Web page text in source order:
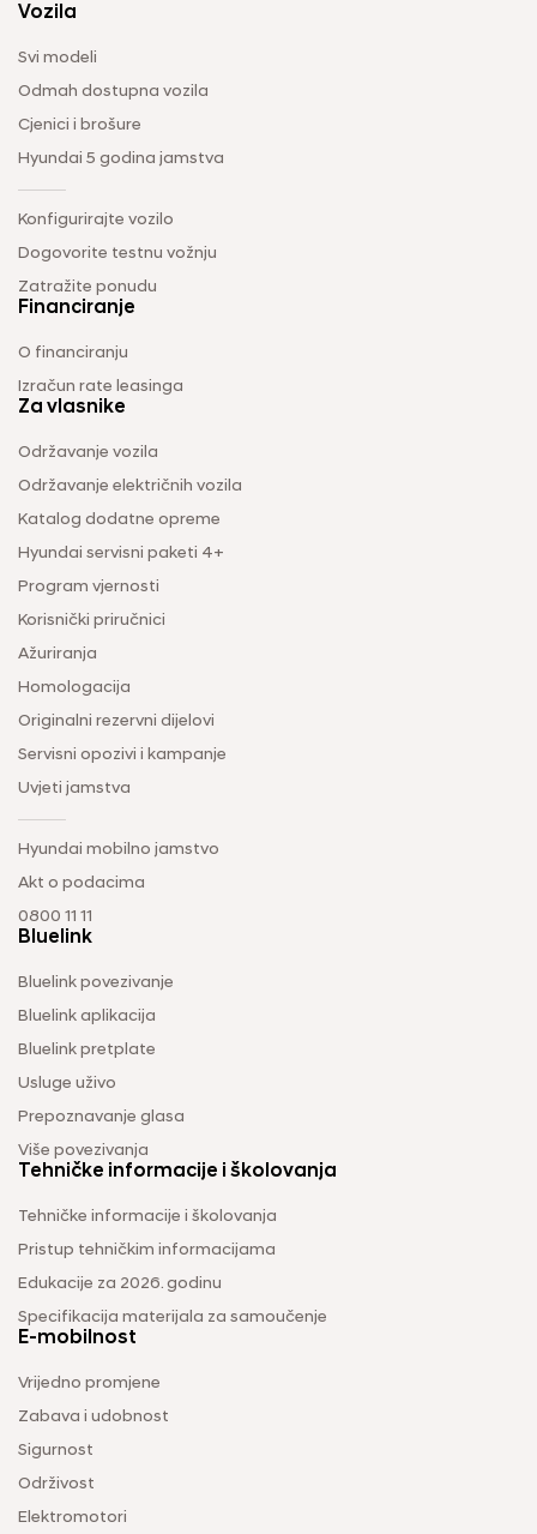
Vozila
Svi modeli
Odmah dostupna vozila
Cjenici i brošure
Hyundai 5 godina jamstva
Konfigurirajte vozilo
Dogovorite testnu vožnju
Zatražite ponudu
Financiranje
O financiranju
Izračun rate leasinga
Za vlasnike
Održavanje vozila
Održavanje električnih vozila
Katalog dodatne opreme
Hyundai servisni paketi 4+
Program vjernosti
Korisnički priručnici
Ažuriranja
Homologacija
Originalni rezervni dijelovi
Servisni opozivi i kampanje
Uvjeti jamstva
Hyundai mobilno jamstvo
Akt o podacima
0800 11 11
Bluelink
Bluelink povezivanje
Bluelink aplikacija
Bluelink pretplate
Usluge uživo
Prepoznavanje glasa
Više povezivanja
Tehničke informacije i školovanja
Tehničke informacije i školovanja
Pristup tehničkim informacijama
Edukacije za 2026. godinu
Specifikacija materijala za samoučenje
E-mobilnost
Vrijedno promjene
Zabava i udobnost
Sigurnost
Održivost
Elektromotori